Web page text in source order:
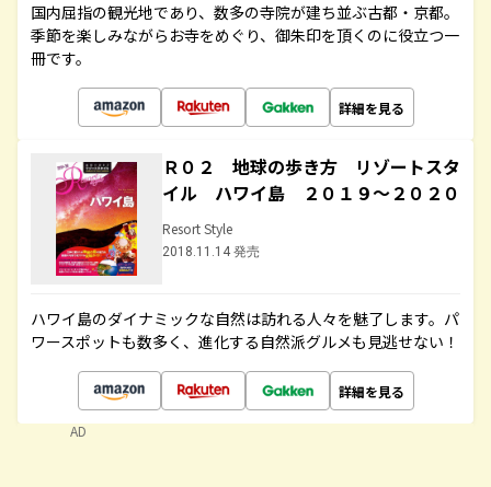
国内屈指の観光地であり、数多の寺院が建ち並ぶ古都・京都。
季節を楽しみながらお寺をめぐり、御朱印を頂くのに役立つ一
冊です。
詳細を見る
Ｒ０２ 地球の歩き方 リゾートスタ
イル ハワイ島 ２０１９～２０２０
Resort Style
2018.11.14 発売
ハワイ島のダイナミックな自然は訪れる人々を魅了します。パ
ワースポットも数多く、進化する自然派グルメも見逃せない！
詳細を見る
AD